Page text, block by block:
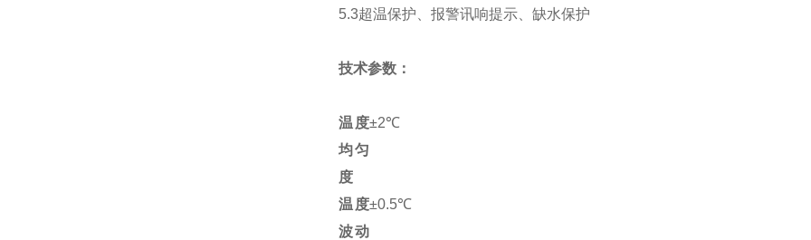
5.3超温保护、报警讯响提示、缺水保护
技术参数：
温度
均匀
度
±2℃
温度
波动
±0.5℃